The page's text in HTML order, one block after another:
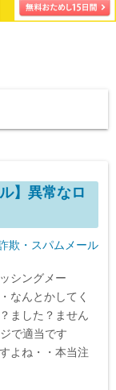
】異常なロ
欺・スパムメール
シングメー
なんとかしてく
ました？ません
で適当です
よね・・本当注